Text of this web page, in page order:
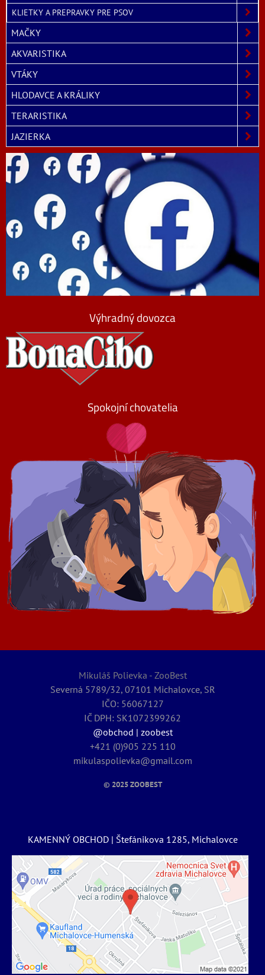
KLIETKY A PREPRAVKY PRE PSOV
MAČKY
AKVARISTIKA
VTÁKY
HLODAVCE A KRÁLIKY
TERARISTIKA
JAZIERKA
Výhradný dovozca
Spokojní chovatelia
Mikuláš Polievka - ZooBest
Severná 5789/32, 07101 Michalovce, SR
IČO: 56067127
IČ DPH: SK1072399262
@obchod | zoobest
+421 (0)905 225 110
mikulaspolievka@gmail.com
© 2025ZOOBEST
KAMENNÝ OBCHOD | Štefánikova 1285, Michalovce